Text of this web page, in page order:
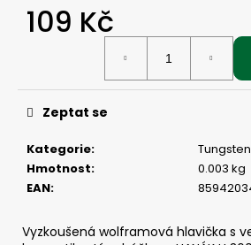
109 Kč
Kategorie:
Tungsten
Hmotnost:
0.003 kg
EAN:
Zeptat se
Vyzkoušená wolframová hlavička s
o
p
u
č
j